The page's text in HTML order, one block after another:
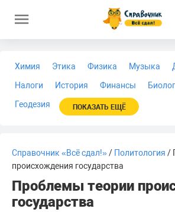
Химия Этика Физика Музыка
Налоги
История Финансы
Геодезия
ПОКАЗАТЬ ЕЩЁ
Справочник «Всё сдал!»/ Политология /
происхождения государства
Проблемы теории
государства